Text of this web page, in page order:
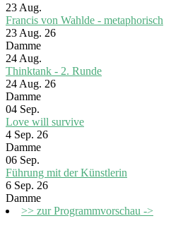
23 Aug.
Francis von Wahlde - metaphorisch
23 Aug. 26
Damme
24 Aug.
Thinktank - 2. Runde
24 Aug. 26
Damme
04 Sep.
Love will survive
4 Sep. 26
Damme
06 Sep.
Führung mit der Künstlerin
6 Sep. 26
Damme
>> zur Programmvorschau ->